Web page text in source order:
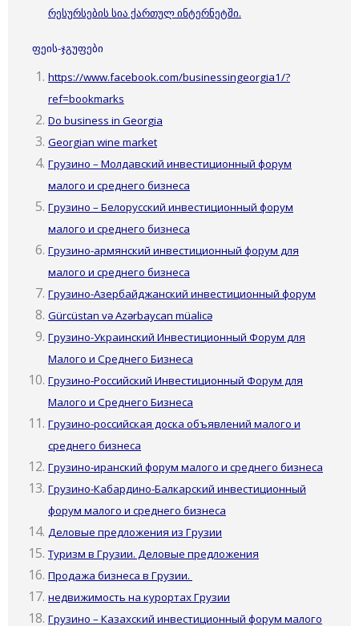
რესურსების სია ქართულ ინტერნეტში.
ფეის-ჯგუფები
https://www.facebook.com/businessingeorgia1/?
ref=bookmarks
Do business in Georgia
Georgian wine market
Грузино – Молдавский инвестиционный форум
малого и среднего бизнеса
Грузино – Белорусский инвестиционный форум
малого и среднего бизнеса
Грузино-армянский инвестиционный форум для
малого и среднего бизнеса
Грузино-Азербайджанский инвестиционный форум
Gürcüstan və Azərbaycan müalicə
Грузино-Украинский Инвестиционный Форум для
Малого и Среднего Бизнеса
Грузино-Российский Инвестиционный Форум для
Малого и Среднего Бизнеса
Грузино-российская доска объявлений малого и
среднего бизнеса
Грузино-иранский форум малого и среднего бизнеса
Грузино-Кабардино-Балкарский инвестиционный
форум малого и среднего бизнеса
Деловые предложения из Грузии
Туризм в Грузии. Деловые предложения
Продажа бизнеса в Грузии.
недвижимость на курортах Грузии
Грузино – Казахский инвестиционный форум малого